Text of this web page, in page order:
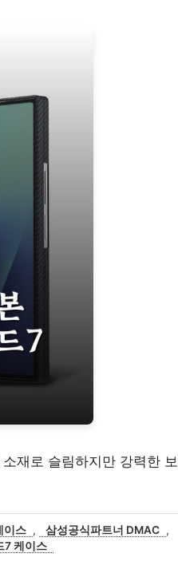
재로 슬림하지만 강력한 보
이스 , 삼성공식파트너 DMAC ,
7 케이스